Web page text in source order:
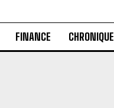
FINANCE